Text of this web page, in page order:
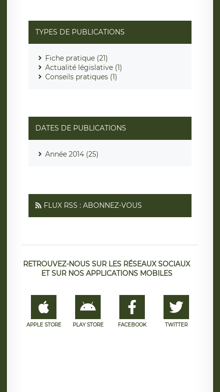
TYPES DE PUBLICATIONS
Fiche pratique (21)
Actualité législative (1)
Conseils pratiques (1)
DATES DE PUBLICATIONS
Année 2014 (25)
FLUX RSS : ABONNEZ-VOUS
RETROUVEZ-NOUS SUR LES RÉSEAUX SOCIAUX
ET SUR NOS APPLICATIONS MOBILES
APPLE STORE PLAY STORE FACEBOOK TWITTER